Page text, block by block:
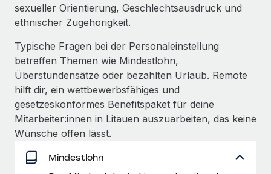
Background-Checks
Einfacheres Bewerber:innen-Screening
Compliance Watchtower
Lückenlose Compliance
Geräteverwaltung
Globale Bereitstellung und Verfolgung von IT-
Geräten
Gründung von Niederlassungen
Schnelle, rechtssichere Gründung von
So hat der KI-Vorreiter Weaviate sein Team mit
Remote um 120 % vergrößert
Weaviate auf einen Blick Weaviate entwickelt KI-basierte
Open-Source-Infrastrukturen. Das...
Mehr erfahren
Strategische Partnerschaft zwischen
Reverse Tech und Remote für Contractor
Hol dir Unterstützung
Alle Ressourcen anzeigen
BLOG
Globale Payroll
EOR und PEO
Contractor Management
Steuern
sexueller Orientierung, Geschlechtsausdruck und
ethnischer Zugehörigkeit.
Typische Fragen bei der Personaleinstellung
betreffen Themen wie Mindestlohn,
Überstundensätze oder bezahlten Urlaub. Remote
hilft dir, ein wettbewerbsfähiges und
gesetzeskonformes Benefitspaket für deine
Mitarbeiter:innen in Litauen auszuarbeiten, das keine
Wünsche offen lässt.
Mindestlohn